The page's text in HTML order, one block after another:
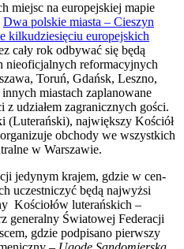
miejsc na euro­pej­skiej mapie
Dwa pol­skie mia­sta – Cie­szyn
kil­ku­dzie­się­ciu euro­pej­skich
cały rok odby­wać się będą
nie­ofi­cjal­nych refor­ma­cyj­nych
Toruń, Gdańsk, Lesz­no,
mia­stach zapla­no­wa­ne
z udzia­łem zagra­nicz­nych gości.
(Lute­rań­ski), naj­więk­szy Kościół
obcho­dy we wszyst­kich
w War­sza­wie.
jedy­nym kra­jem, gdzie w cen­
uczest­ni­czyć będą naj­wyż­si
Kościo­łów lute­rań­skich –
gene­ral­ny Świa­to­wej Fede­ra­cji
gdzie pod­pi­sa­no pierw­szy